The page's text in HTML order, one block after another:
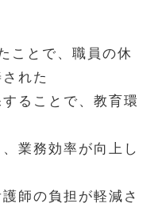
ことで、職員の休
れた
ることで、教育環
業務効率が向上し
師の負担が軽減さ